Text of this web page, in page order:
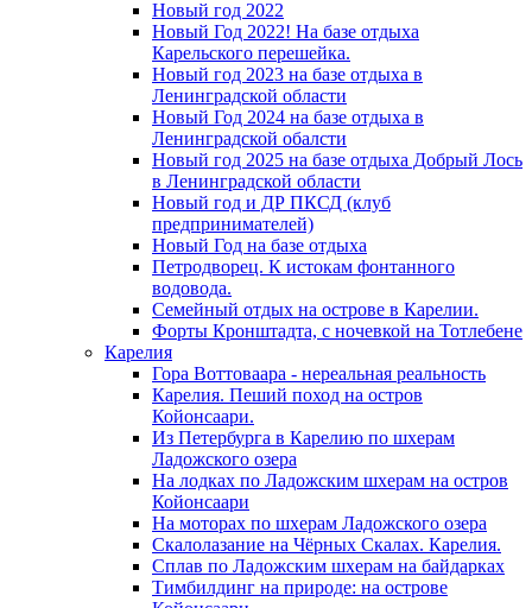
Новый год 2022
Новый Год 2022! На базе отдыха
Карельского перешейка.
Новый год 2023 на базе отдыха в
Ленинградской области
Новый Год 2024 на базе отдыха в
Ленинградской обалсти
Новый год 2025 на базе отдыха Добрый Лось
в Ленинградской области
Новый год и ДР ПКСД (клуб
предпринимателей)
Новый Год на базе отдыха
Петродворец. К истокам фонтанного
водовода.
Семейный отдых на острове в Карелии.
Форты Кронштадта, с ночевкой на Тотлебене
Карелия
Гора Воттоваара - нереальная реальность
Карелия. Пеший поход на остров
Койонсаари.
Из Петербурга в Карелию по шхерам
Ладожского озера
На лодках по Ладожским шхерам на остров
Койонсаари
На моторах по шхерам Ладожского озера
Скалолазание на Чёрных Скалах. Карелия.
Сплав по Ладожским шхерам на байдарках
Тимбилдинг на природе: на острове